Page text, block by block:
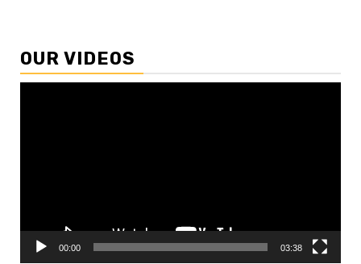
OUR VIDEOS
00:00 03:38